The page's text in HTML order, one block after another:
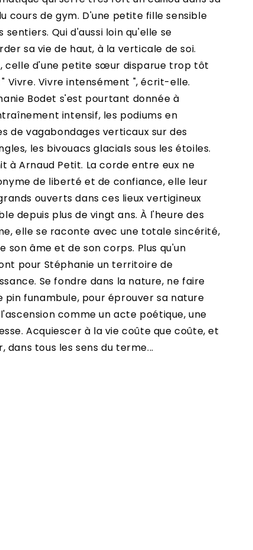
cours de gym. D'une petite fille sensible
Qui d'aussi loin qu'elle se
sa vie de haut, à la verticale de soi.
celle d'une petite sœur disparue trop tôt
Vivre. Vivre intensément ", écrit-elle.
Bodet s'est pourtant donnée à
intensif, les podiums en
de vagabondages verticaux sur des
les bivouacs glacials sous les étoiles.
à Arnaud Petit. La corde entre eux ne
de liberté et de confiance, elle leur
ouverts dans ces lieux vertigineux
depuis plus de vingt ans. À l'heure des
elle se raconte avec une totale sincérité,
son âme et de son corps. Plus qu'un
pour Stéphanie un territoire de
Se fondre dans la nature, ne faire
pin funambule, pour éprouver sa nature
comme un acte poétique, une
Acquiescer à la vie coûte que coûte, et
tous les sens du terme...